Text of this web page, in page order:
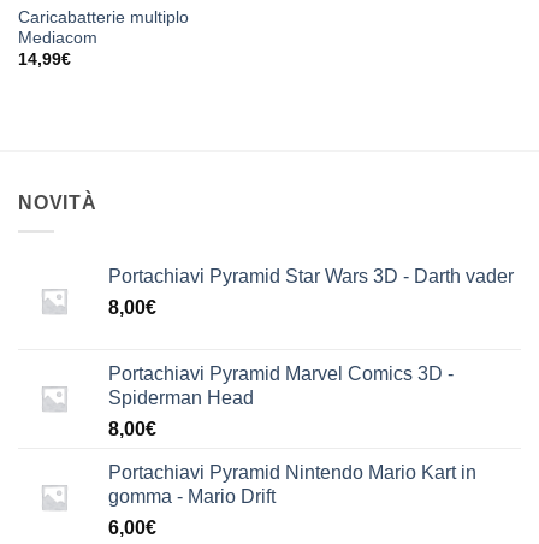
Caricabatterie multiplo
Mediacom
14,99€
NOVITÀ
Portachiavi Pyramid Star Wars 3D - Darth vader
8,00€
Portachiavi Pyramid Marvel Comics 3D -
Spiderman Head
8,00€
Portachiavi Pyramid Nintendo Mario Kart in
gomma - Mario Drift
6,00€